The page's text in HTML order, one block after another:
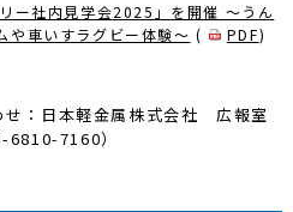
ー社内見学会2025」を開催 ～うん
や車いすラグビー体験～ ( PDF)
せ：日本軽金属株式会社 広報室
6810-7160）